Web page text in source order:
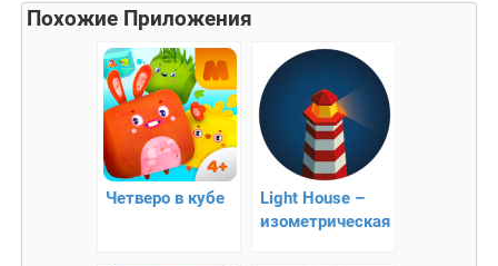
Похожие Приложения
Четверо в кубе
Light House –
изометрическая